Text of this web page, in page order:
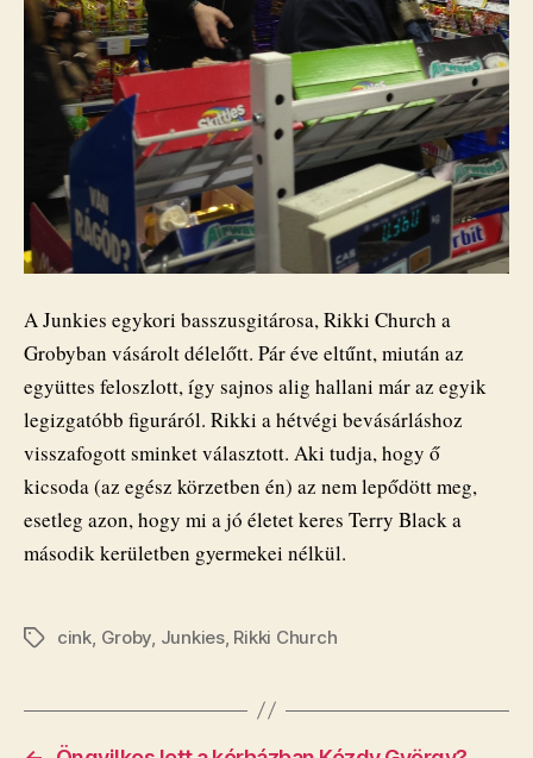
A Junkies egykori basszusgitárosa, Rikki Church a
Grobyban vásárolt délelőtt. Pár éve eltűnt, miután az
együttes feloszlott, így sajnos alig hallani már az egyik
legizgatóbb figuráról. Rikki a hétvégi bevásárláshoz
visszafogott sminket választott. Aki tudja, hogy ő
kicsoda (az egész körzetben én) az nem lepődött meg,
esetleg azon, hogy mi a jó életet keres Terry Black a
második kerületben gyermekei nélkül.
Címkék
cink Groby Junkies, Rikki Church